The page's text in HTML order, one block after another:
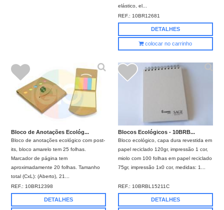
elástico, el...
REF.: 10BR12681
DETALHES
colocar no carrinho
Bloco de Anotações Ecológ...
Bloco de anotações ecológico com post-
its, bloco amarelo tem 25 folhas.
Marcador de página tem
aproximadamente 20 folhas. Tamanho
total (CxL): (Aberto), 21...
REF.:10BR12398
DETALHES
Blocos Ecológicos - 10BRB...
Bloco ecológico, capa dura revestida em
papel reciclado 120gr, impressão 1 cor,
miolo com 100 folhas em papel reciclado
75gr, impressão 1x0 cor, medidas: 1...
REF.: 10BRBL15211C
DETALHES